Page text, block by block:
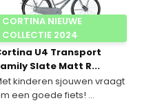
Heren 2...
CORTINA NIEUWE
COLLECTIE 2024
U4 Transport
Slate Matt R...
kinderen sjouwen vraagt
een goede fiets! ...